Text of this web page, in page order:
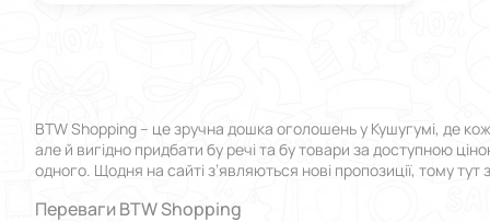
BTW Shopping – це зручна дошка оголошень у Кушугумі, де
але й вигідно придбати бу речі та бу товари за доступною
одного. Щодня на сайті з’являються нові пропозиції, тому
Переваги BTW Shopping